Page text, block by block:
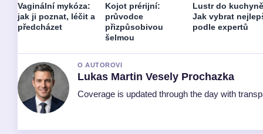
Vaginální mykóza:
jak ji poznat, léčit a
předcházet
Kojot prérijní:
průvodce
přizpůsobivou
šelmou
Lustr do
Jak vybrat
podle expertů
O AUTOROVI
Lukas Martin Vesely Prochazka
Coverage is updated through the day with